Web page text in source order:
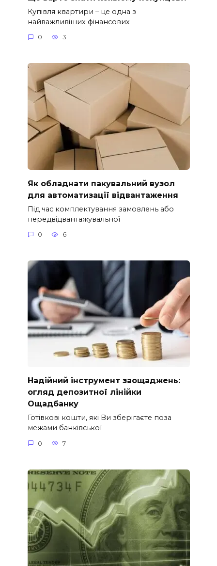
Купівля квартири – це одна з
найважливіших фінансових
0 3
Як обладнати пакувальний вузол
для автоматизації відвантаження
Під час комплектування замовлень або
передвідвантажувальної
0 6
Надійний інструмент заощаджень:
огляд депозитної лінійки
Ощадбанку
Готівкові кошти, які Ви зберігаєте поза
межами банківської
0 7